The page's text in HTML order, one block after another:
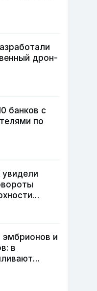
дрон-
банков с
по
эмбрионов и
в